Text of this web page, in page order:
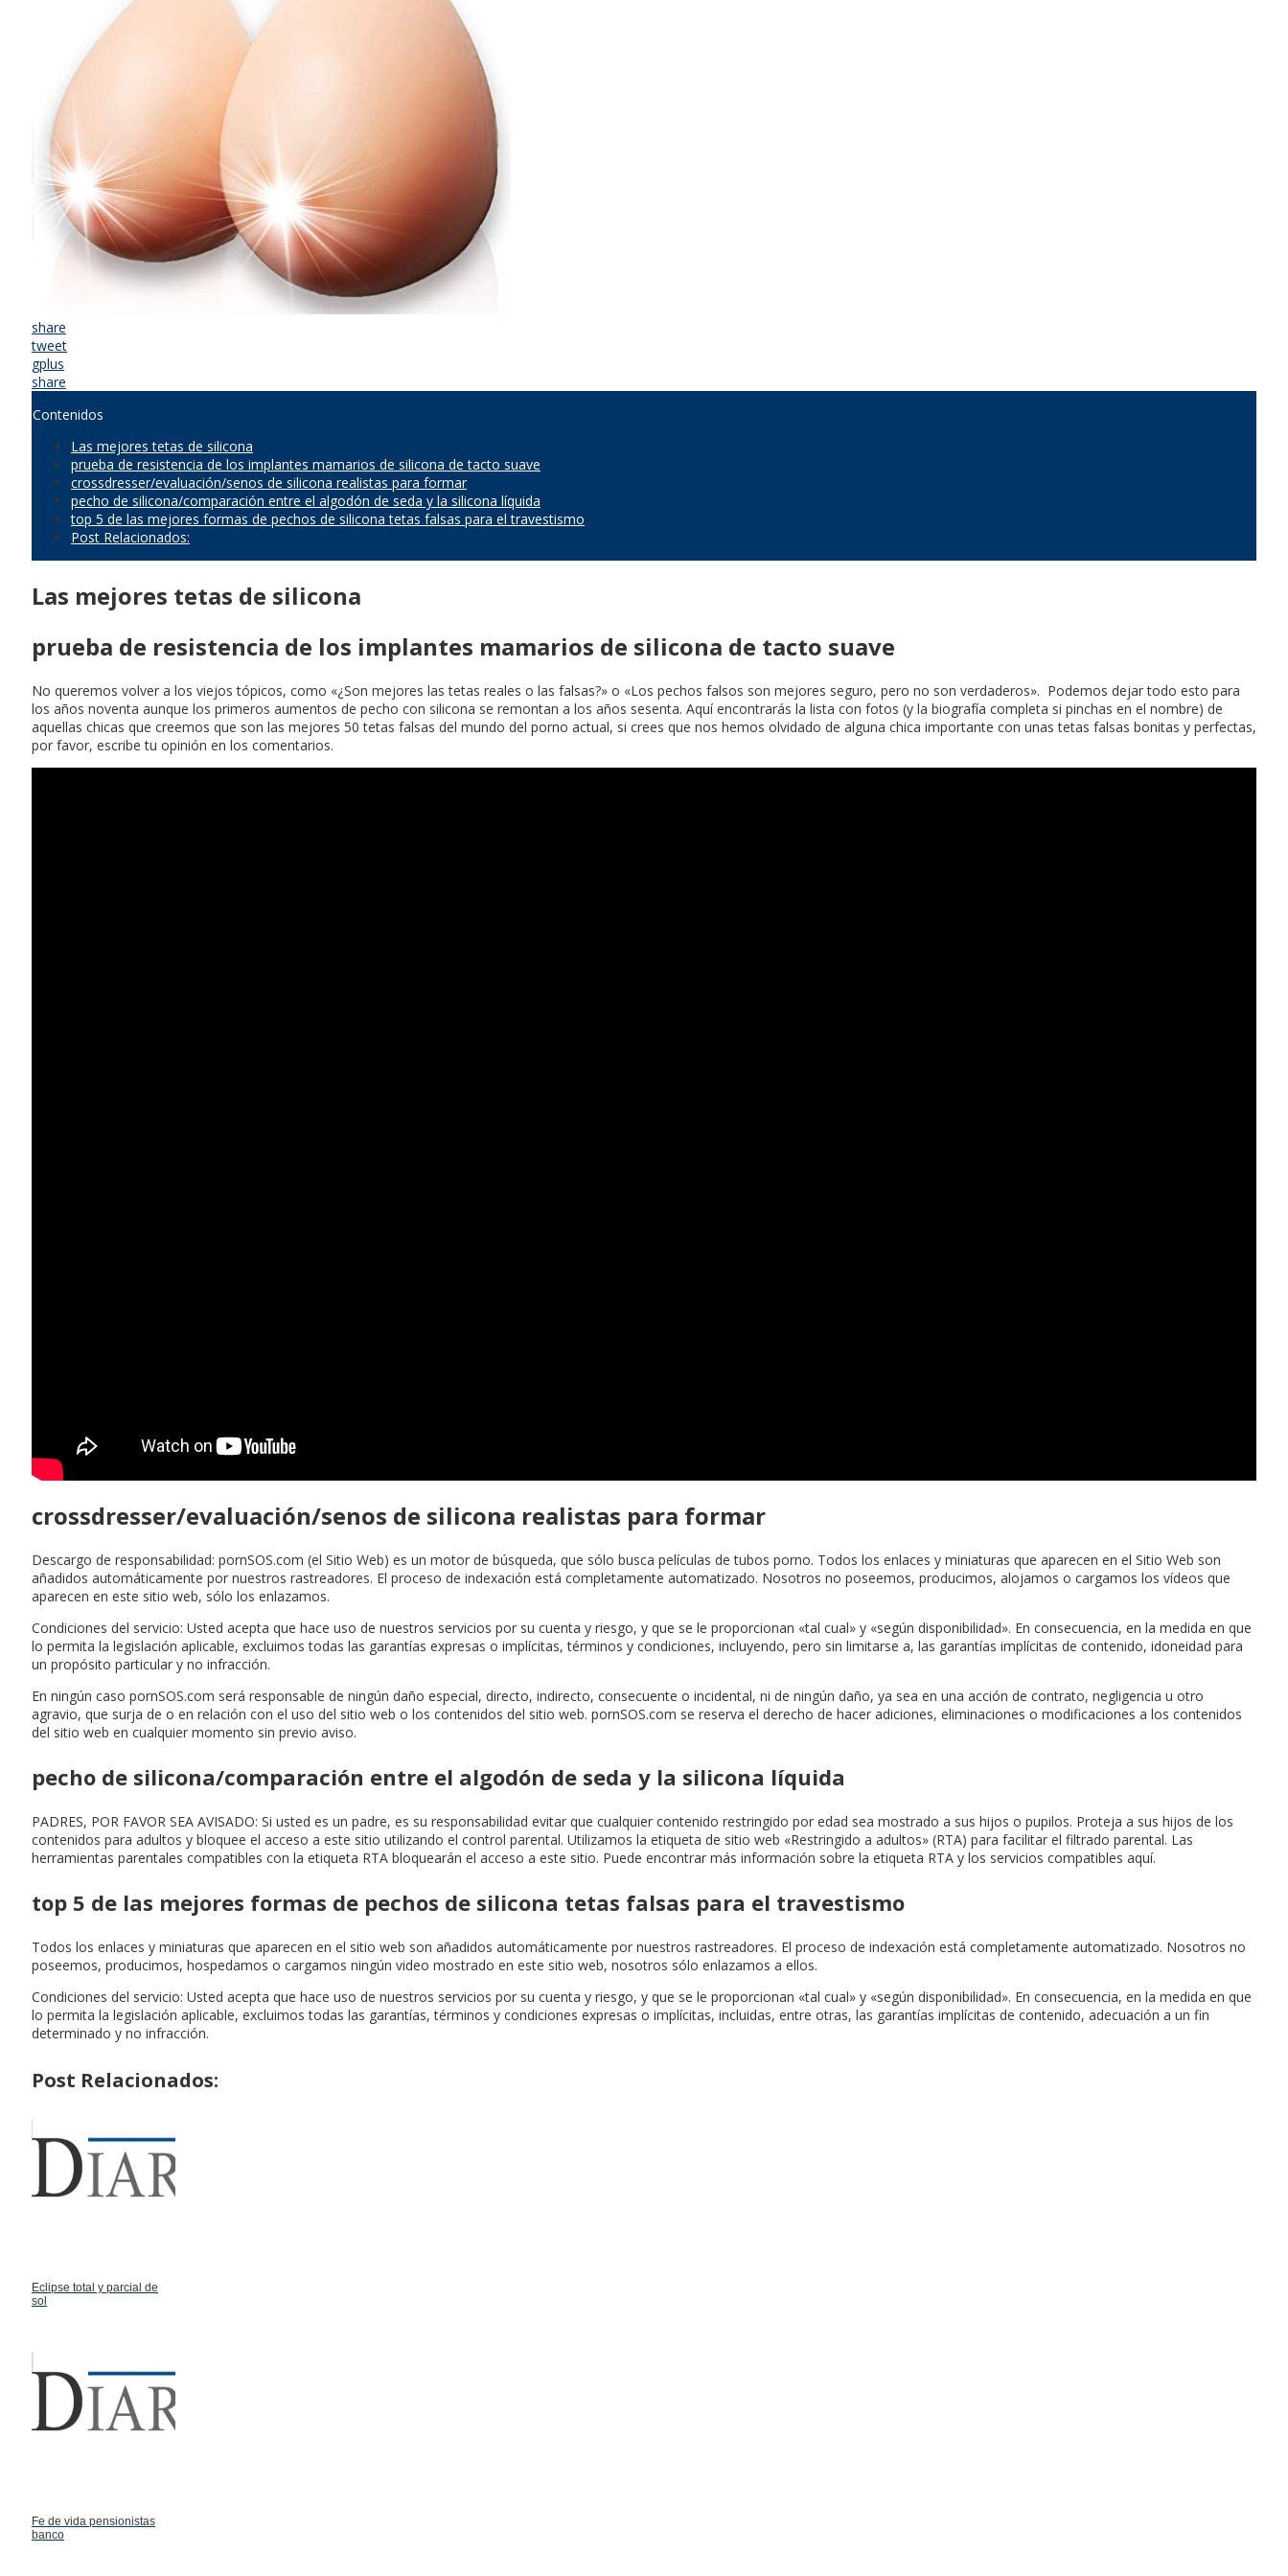
share
tweet
gplus
share
Contenidos
Las mejores tetas de silicona
prueba de resistencia de los implantes mamarios de silicona de tacto suave
crossdresser/evaluación/senos de silicona realistas para formar
pecho de silicona/comparación entre el algodón de seda y la silicona líquida
top 5 de las mejores formas de pechos de silicona tetas falsas para el travestismo
Post Relacionados:
Las mejores tetas de silicona
prueba de resistencia de los implantes mamarios de silicona de tacto suave
No queremos volver a los viejos tópicos, como «¿Son mejores las tetas reales o las falsas?» o «Los pechos falsos son mejores seguro, pero no son verdaderos». Podemos dejar todo esto para
los años noventa aunque los primeros aumentos de pecho con silicona se remontan a los años sesenta. Aquí encontrarás la lista con fotos (y la biografía completa si pinchas en el nombre) de
aquellas chicas que creemos que son las mejores 50 tetas falsas del mundo del porno actual, si crees que nos hemos olvidado de alguna chica importante con unas tetas falsas bonitas y perfectas,
por favor, escribe tu opinión en los comentarios.
crossdresser/evaluación/senos de silicona realistas para formar
Descargo de responsabilidad: pornSOS.com (el Sitio Web) es un motor de búsqueda, que sólo busca películas de tubos porno. Todos los enlaces y miniaturas que aparecen en el Sitio Web son
añadidos automáticamente por nuestros rastreadores. El proceso de indexación está completamente automatizado. Nosotros no poseemos, producimos, alojamos o cargamos los vídeos que
aparecen en este sitio web, sólo los enlazamos.
Condiciones del servicio: Usted acepta que hace uso de nuestros servicios por su cuenta y riesgo, y que se le proporcionan «tal cual» y «según disponibilidad». En consecuencia, en la medida en que
lo permita la legislación aplicable, excluimos todas las garantías expresas o implícitas, términos y condiciones, incluyendo, pero sin limitarse a, las garantías implícitas de contenido, idoneidad para
un propósito particular y no infracción.
En ningún caso pornSOS.com será responsable de ningún daño especial, directo, indirecto, consecuente o incidental, ni de ningún daño, ya sea en una acción de contrato, negligencia u otro
agravio, que surja de o en relación con el uso del sitio web o los contenidos del sitio web. pornSOS.com se reserva el derecho de hacer adiciones, eliminaciones o modificaciones a los contenidos
del sitio web en cualquier momento sin previo aviso.
pecho de silicona/comparación entre el algodón de seda y la silicona líquida
PADRES, POR FAVOR SEA AVISADO: Si usted es un padre, es su responsabilidad evitar que cualquier contenido restringido por edad sea mostrado a sus hijos o pupilos. Proteja a sus hijos de los
contenidos para adultos y bloquee el acceso a este sitio utilizando el control parental. Utilizamos la etiqueta de sitio web «Restringido a adultos» (RTA) para facilitar el filtrado parental. Las
herramientas parentales compatibles con la etiqueta RTA bloquearán el acceso a este sitio. Puede encontrar más información sobre la etiqueta RTA y los servicios compatibles aquí.
top 5 de las mejores formas de pechos de silicona tetas falsas para el travestismo
Todos los enlaces y miniaturas que aparecen en el sitio web son añadidos automáticamente por nuestros rastreadores. El proceso de indexación está completamente automatizado. Nosotros no
poseemos, producimos, hospedamos o cargamos ningún video mostrado en este sitio web, nosotros sólo enlazamos a ellos.
Condiciones del servicio: Usted acepta que hace uso de nuestros servicios por su cuenta y riesgo, y que se le proporcionan «tal cual» y «según disponibilidad». En consecuencia, en la medida en que
lo permita la legislación aplicable, excluimos todas las garantías, términos y condiciones expresas o implícitas, incluidas, entre otras, las garantías implícitas de contenido, adecuación a un fin
determinado y no infracción.
Post Relacionados:
Eclipse total y parcial de
sol
Fe de vida pensionistas
banco